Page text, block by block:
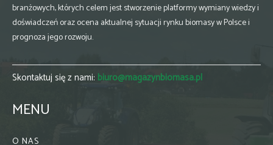
branżowych, których celem jest stworzenie platformy wymiany wiedzy i
doświadczeń oraz ocena aktualnej sytuacji rynku biomasy w Polsce i
prognoza jego rozwoju.
Skontaktuj się z nami: biuro@magazynbiomasa.pl
MENU
O NAS